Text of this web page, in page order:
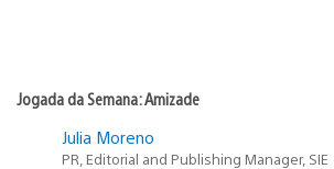
Jogada da Semana: Amizade
Julia Moreno
PR, Editorial and Publishing Manager, SIE